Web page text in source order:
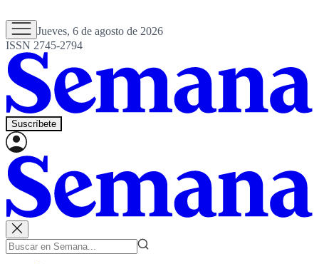
Jueves, 6 de agosto de 2026
ISSN 2745-2794
Suscríbete